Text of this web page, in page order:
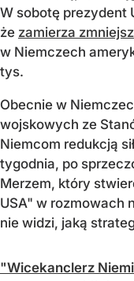
W sobotę prezydent
że zamierza
w Niemczech
tys.
Obecnie w
wojskowych ze
Niemcom redukcją
tygodnia, po
Merzem, który
USA" w rozmowach
nie widzi, jaką
"Wicekanclerz